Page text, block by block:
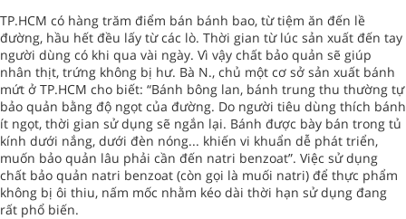
TP.HCM có hàng trăm điểm bán bánh bao, từ tiệm ăn đến lề
đường, hầu hết đều lấy từ các lò. Thời gian từ lúc sản xuất đến tay
người dùng có khi qua vài ngày. Vì vậy chất bảo quản sẽ giúp
nhân thịt, trứng không bị hư. Bà N., chủ một cơ sở sản xuất bánh
mứt ở TP.HCM cho biết: “Bánh bông lan, bánh trung thu thường tự
bảo quản bằng độ ngọt của đường. Do người tiêu dùng thích bánh
ít ngọt, thời gian sử dụng sẽ ngắn lại. Bánh được bày bán trong tủ
kính dưới nắng, dưới đèn nóng... khiến vi khuẩn dễ phát triển,
muốn bảo quản lâu phải cần đến natri benzoat”. Việc sử dụng
chất bảo quản natri benzoat (còn gọi là muối natri) để thực phẩm
không bị ôi thiu, nấm mốc nhằm kéo dài thời hạn sử dụng đang
rất phổ biến.